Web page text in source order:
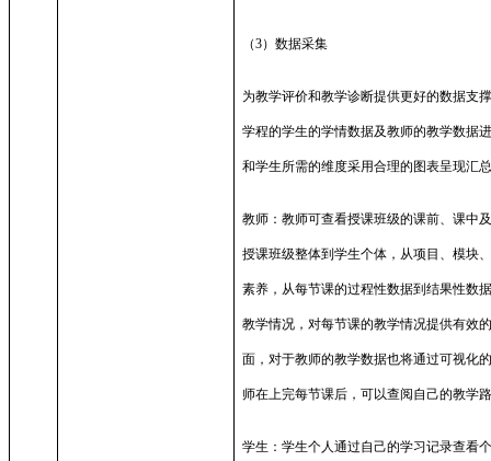
（3）数据采集
为教学评价和教学诊断提供更好的数据支
学程的学生的学情数据及教师的教学数据
和学生所需的维度采用合理的图表呈现汇
教师：教师可查看授课班级的课前、课中
授课班级整体到学生个体，从项目、模块
素养，从每节课的过程性数据到结果性数
教学情况，对每节课的教学情况提供有效
面，对于教师的教学数据也将通过可视化
师在上完每节课后，可以查阅自己的教学
学生：学生个人通过自己的学习记录查看